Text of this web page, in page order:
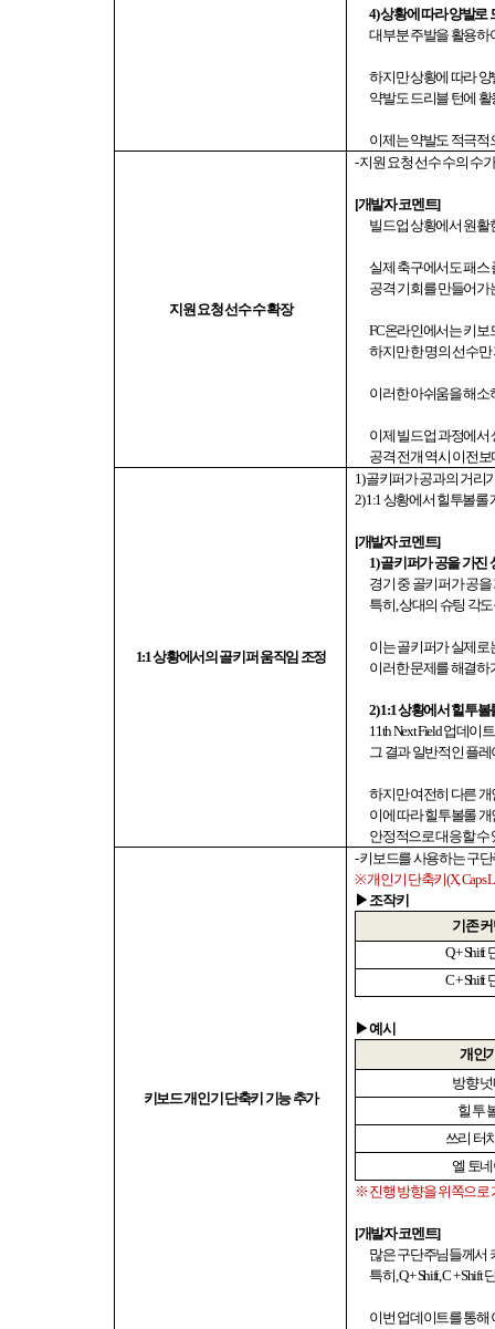
4)상황에 따라 양발로
대부분 주발을 활용하
하지만 상황에 따라
약발도 드리블 턴에
이제는 약발도 적극적
지원 요청 선수 수 확장
-지원 요청 선수 수의 수가
[개발자 코멘트]
빌드업 상황에서 원활
실제 축구에서도 패스
공격 기회를 만들어가
FC온라인에서는 키보
하지만 한 명의 선수
이러한 아쉬움을 해소
이제 빌드업 과정에서
공격 전개 역시 이전
1:1상황에서의 골키퍼 움직임 조정
1)골키퍼가 공과의 거리
2) 1:1상황에서 힐투볼롤
[개발자 코멘트]
1)골키퍼가 공을 가진
경기 중 골키퍼가 공
특히,상대의 슈팅 각
이는 골키퍼가 실제로
이러한 문제를 해결하
2) 1:1상황에서 힐투볼
11th Next Field업데이
그 결과 일반적인 플
하지만 여전히 다른
이에 따라 힐투볼롤
안정적으로 대응할 수
키보드 개인기 단축키 기능 추가
-키보드를 사용하는 구
※개인기 단축키(X, Caps
▶ 조작키
기존
Q + Shift
C + Shift
▶ 예시
개인
방향
힐 투
쓰리 터
엘 토
※ 진행 방향을 위쪽으로
[개발자 코멘트]
많은 구단주님들께서
특히, Q + Shift, C + Shift
이번 업데이트를 통해